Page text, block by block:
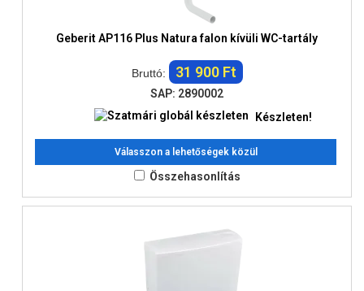
Geberit AP116 Plus Natura falon kívüli WC-tartály
Bruttó: 31 900 Ft
SAP: 2890002
Készleten!
Válasszon a lehetőségek közül
Összehasonlítás